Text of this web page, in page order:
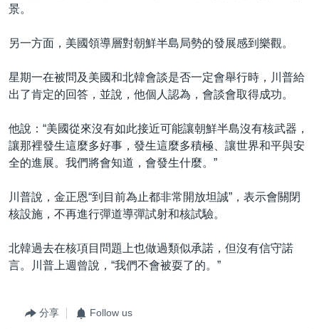
景。
另一方面，美國領導層對朝鮮半島局勢的發展感到樂觀。
星期一在被問及美國和北韓會談是否一定會舉行時，川普給
出了肯定的回答，並說，他個人認為，會談會取得成功。
他說：“美國從來沒有如此接近可能讓朝鮮半島沒有核武器，
讓那裡發生這麼多好事，發生這麼多積極、讓世界和平與安
全的進展。我們將會知道，會發生什麼。”
川普說，金正恩“到目前為止都非常開放坦誠”，表示會關閉
核設施，不再進行彈道導彈試射和核試驗。
北韓過去在核項目問題上也做過類似承諾，但沒有信守諾
言。川普上週曾說，“我們不會被耍了的。”
分享 Follow us